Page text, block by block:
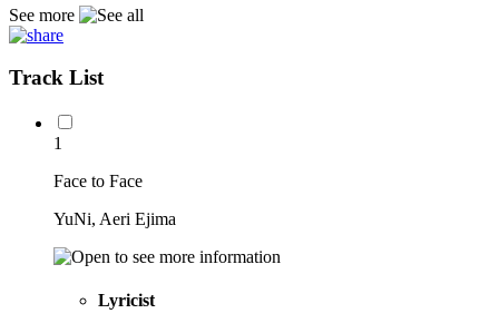
See more
Track List
1
Face to Face
YuNi, Aeri Ejima
Lyricist